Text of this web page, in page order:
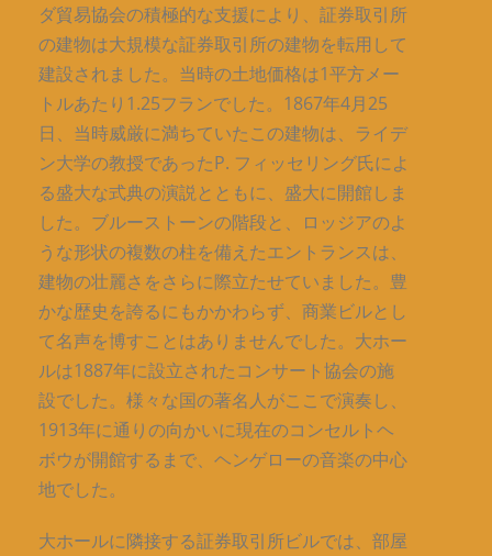
ダ貿易協会の積極的な支援により、証券取引所
の建物は大規模な証券取引所の建物を転用して
建設されました。当時の土地価格は1平方メー
トルあたり1.25フランでした。1867年4月25
日、当時威厳に満ちていたこの建物は、ライデ
ン大学の教授であったP. フィッセリング氏によ
る盛大な式典の演説とともに、盛大に開館しま
した。ブルーストーンの階段と、ロッジアのよ
うな形状の複数の柱を備えたエントランスは、
建物の壮麗さをさらに際立たせていました。豊
かな歴史を誇るにもかかわらず、商業ビルとし
て名声を博すことはありませんでした。大ホー
ルは1887年に設立されたコンサート協会の施
設でした。様々な国の著名人がここで演奏し、
1913年に通りの向かいに現在のコンセルトヘ
ボウが開館するまで、ヘンゲローの音楽の中心
地でした。
大ホールに隣接する証券取引所ビルでは、部屋